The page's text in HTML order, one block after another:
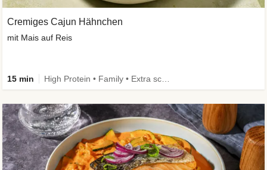
Cremiges Cajun Hähnchen
mit Mais auf Reis
15 min